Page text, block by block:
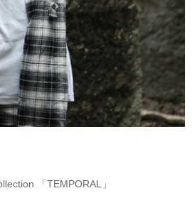
「TEMPORAL」